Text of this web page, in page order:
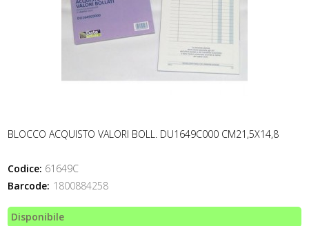
BLOCCO ACQUISTO VALORI BOLL. DU1649C000 CM21,5X14,8
Codice: 61649C
Barcode: 1800884258
Disponibile